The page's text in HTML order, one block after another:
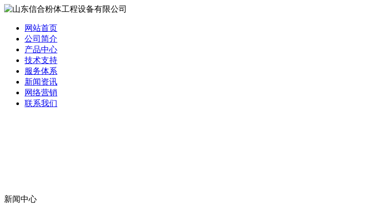
网站首页
公司简介
产品中心
技术支持
服务体系
新闻资讯
网络营销
联系我们
新闻中心